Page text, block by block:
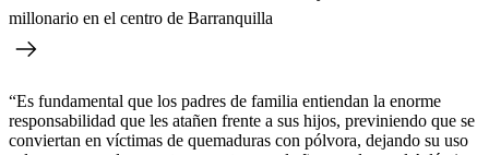
millonario en el centro de Barranquilla
“Es fundamental que los padres de familia entiendan la enorme
responsabilidad que les atañen frente a sus hijos, previniendo que se
conviertan en víctimas de quemaduras con pólvora, dejando su uso